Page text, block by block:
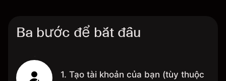
Ba bước để bắt đầu
1. Tạo tài khoản của bạn (tùy thuộc